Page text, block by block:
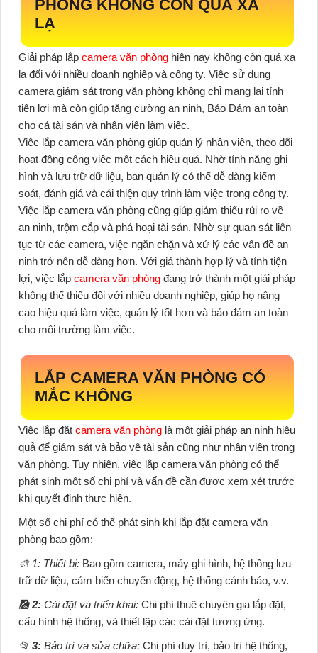
PHÒNG KHÔNG CÒN QUÁ XA
LẠ
Giải pháp lắp camera văn phòng hiện nay không còn quá xa
lạ đối với nhiều doanh nghiệp và công ty. Việc sử dụng
camera giám sát trong văn phòng không chỉ mang lại tính
tiện lợi mà còn giúp tăng cường an ninh, Bảo Đảm an toàn
cho cả tài sản và nhân viên làm việc.
Việc lắp camera văn phòng giúp quản lý nhân viên, theo dõi
hoạt động công việc một cách hiệu quả. Nhờ tính năng ghi
hình và lưu trữ dữ liệu, ban quản lý có thể dễ dàng kiểm
soát, đánh giá và cải thiện quy trình làm việc trong công ty.
Việc lắp camera văn phòng cũng giúp giảm thiểu rủi ro về
an ninh, trộm cắp và phá hoại tài sản. Nhờ sự quan sát liên
tục từ các camera, việc ngăn chặn và xử lý các vấn đề an
ninh trở nên dễ dàng hơn. Với giá thành hợp lý và tính tiện
lợi, việc lắp camera văn phòng đang trở thành một giải pháp
không thể thiếu đối với nhiều doanh nghiệp, giúp họ nâng
cao hiệu quả làm việc, quản lý tốt hơn và bảo đảm an toàn
cho môi trường làm việc.
LẮP CAMERA VĂN PHÒNG CÓ
MẮC KHÔNG
Việc lắp đặt camera văn phòng là một giải pháp an ninh hiệu
quả để giám sát và bảo vệ tài sản cũng như nhân viên trong
văn phòng. Tuy nhiên, việc lắp camera văn phòng có thể
phát sinh một số chi phí và vấn đề cần được xem xét trước
khi quyết định thực hiện.
Một số chi phí có thể phát sinh khi lắp đặt camera văn
phòng bao gồm:
🎨 1: Thiết bị: Bao gồm camera, máy ghi hình, hệ thống lưu
trữ dữ liệu, cảm biến chuyển động, hệ thống cảnh báo, v.v.
🎑2: Cài đặt và triển khai: Chi phí thuê chuyên gia lắp đặt,
cấu hình hệ thống, và thiết lập các cài đặt tương ứng.
📂 3: Bảo trì và sửa chữa: Chi phí duy trì, bảo trì hệ thống,